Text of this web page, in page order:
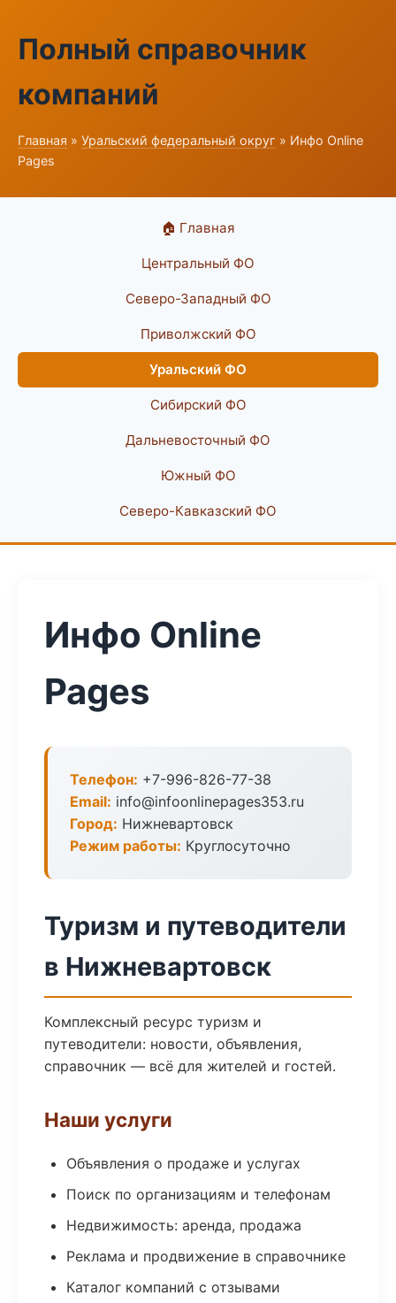
Полный справочник
компаний
Главная » Уральский федеральный округ » Инфо Online
Pages
🏠 Главная
Центральный ФО
Северо-Западный ФО
Приволжский ФО
Уральский ФО
Сибирский ФО
Дальневосточный ФО
Южный ФО
Северо-Кавказский ФО
Инфо Online
Pages
Телефон: +7-996-826-77-38
Email: info@infoonlinepages353.ru
Город: Нижневартовск
Режим работы: Круглосуточно
Туризм и путеводители
в Нижневартовск
Комплексный ресурс туризм и
путеводители: новости, объявления,
справочник — всё для жителей и гостей.
Наши услуги
Объявления о продаже и услугах
Поиск по организациям и телефонам
Недвижимость: аренда, продажа
Реклама и продвижение в справочнике
Каталог компаний с отзывами